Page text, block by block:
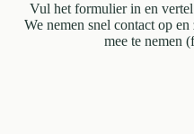
Vul het formulier in en
We nemen snel contact op
mee te nemen